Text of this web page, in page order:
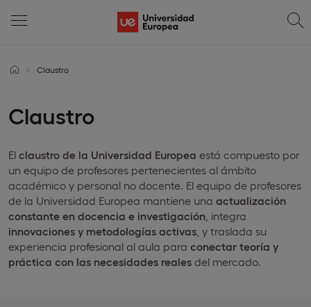
Claustro
Claustro
El claustro de la Universidad Europea está compuesto por
un equipo de profesores pertenecientes al ámbito
académico y personal no docente. El equipo de profesores
de la Universidad Europea mantiene una actualización
constante en docencia e investigación , integra
innovaciones y metodologías activas , y traslada su
experiencia profesional al aula para conectar teoría y
práctica con las necesidades reales del mercado.